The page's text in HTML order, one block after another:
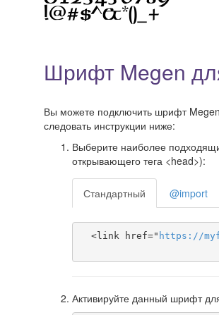
Шрифт Megen
Вы можете подключить шрифт
следовать инструкции ниже:
Выберите наиболее
открывающего тега <head>):
Стандартный @import
  <link href="
https ://
Активируйте данный шрифт